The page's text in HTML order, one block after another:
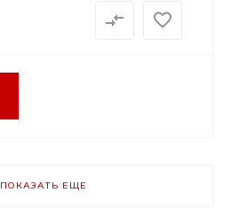
ПОКАЗАТЬ ЕЩЕ